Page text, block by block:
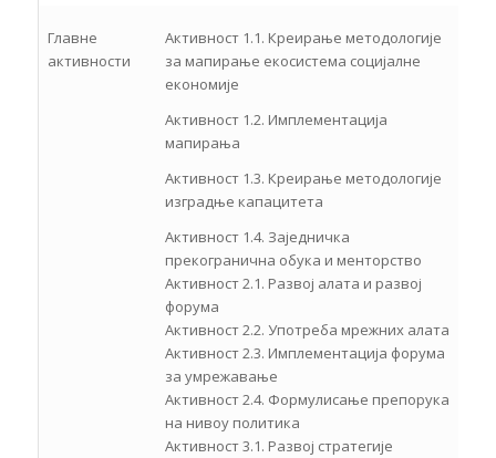
Главне
активности
Активност 1.1. Креирање методологије
за мапирање екосистема социјалне
економије
Активност 1.2. Имплементација
мапирања
Активност 1.3. Креирање методологије
изградње капацитета
Активност 1.4. Заједничка
прекогранична обука и менторство
Активност 2.1. Развој алата и развој
форума
Активност 2.2. Употреба мрежних алата
Активност 2.3. Имплементација форума
за умрежавање
Активност 2.4. Формулисање препорука
на нивоу политика
Активност 3.1. Развој стратегије